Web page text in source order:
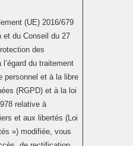
(UE) 2016/679
et du Conseil du 27
des
du traitement
personnel et à la libre
(RGPD) et à la loi
relative à
et aux libertés (Loi
») modifiée, vous